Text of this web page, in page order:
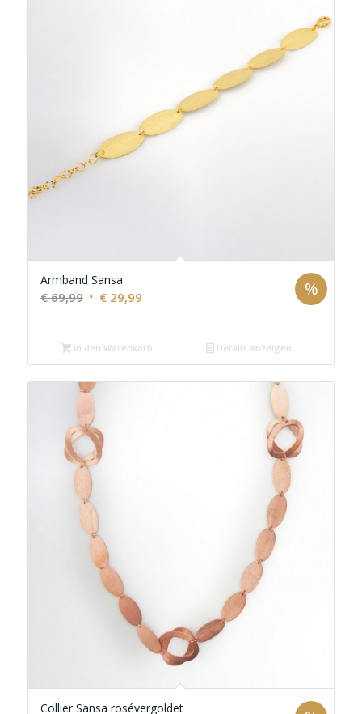
Armband Sansa
€69,99 Ursprünglicher
€ 69,99
€29,99Aktueller
€ 29,99.
%
In den Warenkorb Details anzeigen
Collier Sansa rosévergoldet